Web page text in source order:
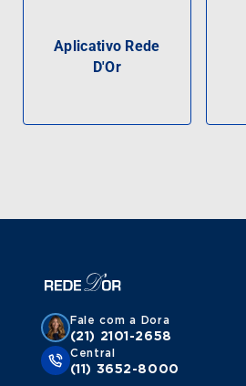
Aplicativo Rede
D'Or
Fale com a Dora
(21) 2101-2658
Central
(11) 3652-8000